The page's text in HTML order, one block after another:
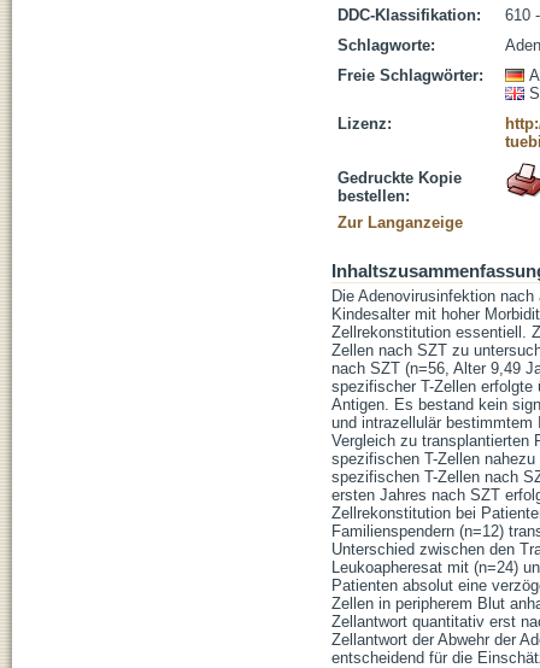
DDC-Klassifikation:
610
Schlagworte:
Freie Schlagwörter:
Lizenz:
Gedruckte Kopie
bestellen:
Zur Langanzeige
Die Adenovirusinfektion
Kindesalter mit hoher
Zellrekonstitution essentiell.
Zellen nach SZT zu
nach SZT (n=56, Alter 9,49
spezifischer T-Zellen
Antigen. Es bestand kein
und intrazellulär bestimmtem
Vergleich zu transplantierten
spezifischen T-Zellen
spezifischen T-Zellen nach
ersten Jahres nach SZT
Zellrekonstitution bei
Familienspendern (n=12)
Unterschied zwischen den
Leukoapheresat mit (n=24)
Patienten absolut eine
Zellen in peripherem Blut
Zellantwort quantitativ erst
Zellantwort der Abwehr der
entscheidend für die